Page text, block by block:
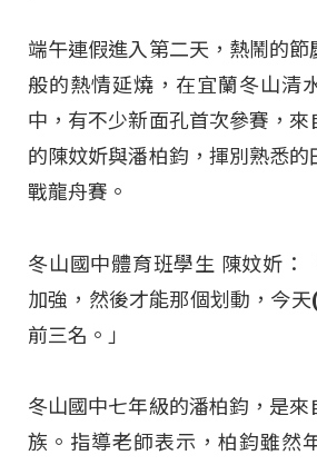
端午連假進入第二天，熱鬧的節
般的熱情延燒，在宜蘭冬山清
中，有不少新面孔首次參賽，來
的陳妏妡與潘柏鈞，揮別熟悉
戰龍舟賽。
冬山國中體育班學生 陳妏妡：
加強，然後才能那個划動，今天
前三名。」
冬山國中七年級的潘柏鈞，是來
族。指導老師表示，柏鈞雖然